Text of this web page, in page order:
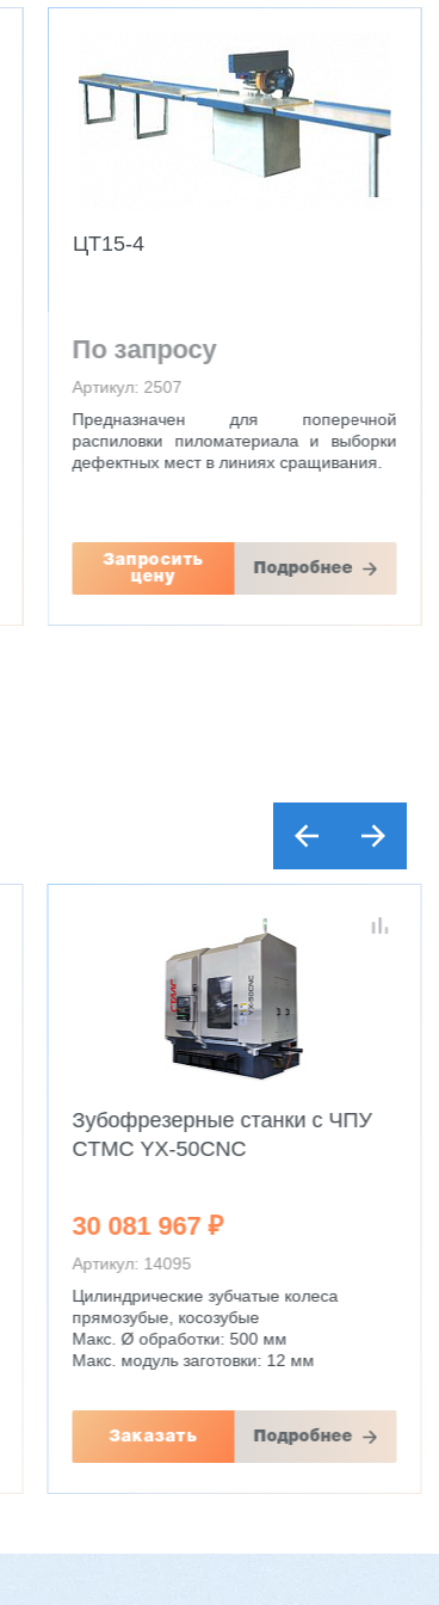
ЦТ15-4
По запросу
Артикул: 2507
Предназначен для поперечной
распиловки пиломатериала и выборки
дефектных мест в линиях сращивания.
Запросить
цену
Подробнее
Зубофрезерные станки с ЧПУ
CTMC YX-50CNC
30 081 967 ₽
Артикул: 14095
Цилиндрические зубчатые колеса
прямозубые, косозубые
Макс. Ø обработки: 500 мм
Макс. модуль заготовки: 12 мм
Заказать Подробнее